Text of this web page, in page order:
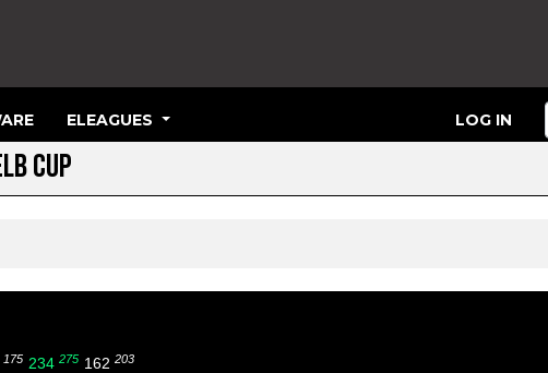
ELEAGUES LOG IN
CUP
175 234 275 162 203